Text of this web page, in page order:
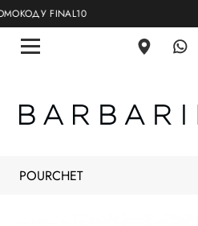
FINAL10
POURCHET